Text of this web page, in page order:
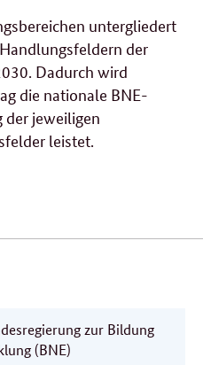
untergliedert
der
Dadurch wird
die nationale BNE-
der jeweiligen
leistet.
zur Bildung
(BNE)